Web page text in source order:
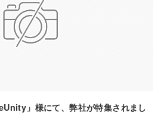
」様にて、弊社が特集されまし